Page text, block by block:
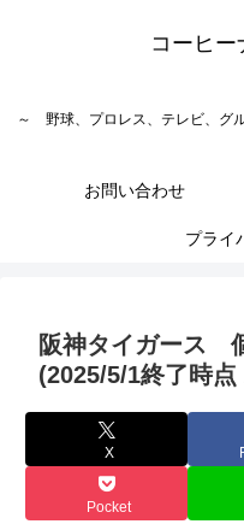
コーヒ
～ 野球、プロレス、テレビ、グ
お問い合わせ
プライ
阪神タイガース
(2025/5/1終了時点
X
Pocket